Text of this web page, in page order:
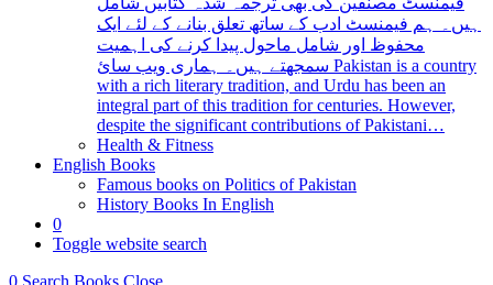
ہیں۔ ہم فیمنسٹ ادب کے ساتھ تعلق بنانے کے لئے ایک
محفوظ اور شامل ماحول پیدا کرنے کی اہمیت
سمجھتے ہیں۔ ہماری ویب سائ Pakistan is a country
with a rich literary tradition, and Urdu has been an
integral part of this tradition for centuries. However,
despite the significant contributions of Pakistani…
Health & Fitness
English Books
Famous books on Politics of Pakistan
History Books In English
0
Toggle website search
0 Search Books Close